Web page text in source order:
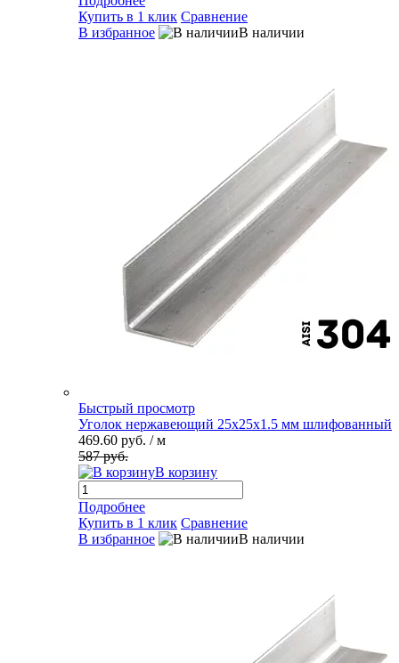
Купить в 1 клик Сравнение
В избранное
В наличии
Быстрый просмотр
Уголок нержавеющий 25х25х1.5 мм шлифованный
469.60 руб. / м
587 руб.
В корзину
Подробнее
Купить в 1 клик Сравнение
В избранное
В наличии